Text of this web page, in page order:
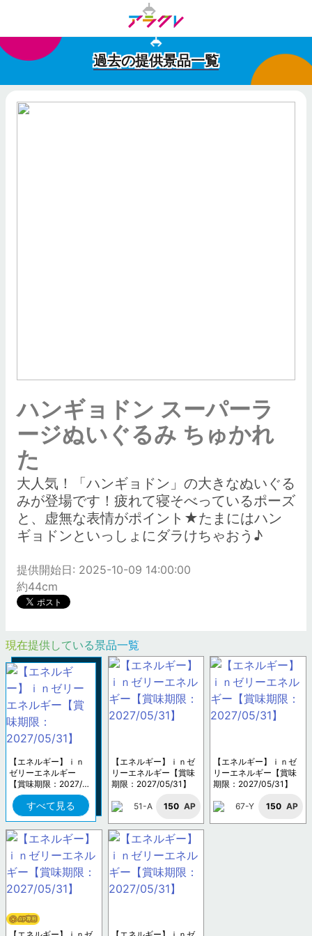
過去の提供景品一覧
ハンギョドン スーパーラ
ージぬいぐるみ ちゅかれ
た
大人気！「ハンギョドン」の大きなぬいぐる
みが登場です！疲れて寝そべっているポーズ
と、虚無な表情がポイント★たまにはハン
ギョドンといっしょにダラけちゃおう♪
提供開始日: 2025-10-09 14:00:00
約44cm
現在提供している景品一覧
【エネルギー】ｉｎ
ゼリーエネルギー
【賞味期限：2027/0
5/31】
すべて見る
【エネルギー】ｉｎゼ
リーエネルギー【賞味
期限：2027/05/31】
51-A 150 AP
【エネルギー】ｉｎゼ
リーエネルギー【賞味
期限：2027/05/31】
67-Y 150 AP